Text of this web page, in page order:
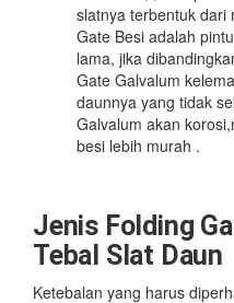
slatnya terbentuk dari
Gate Besi adalah
lama, jika
Gate Galvalum
daunnya yang tidak
Galvalum akan
besi lebih murah .
Jenis Folding
Tebal Slat Daun
Ketebalan yang harus